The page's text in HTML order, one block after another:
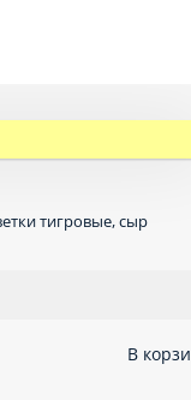
тигровые, сыр
В